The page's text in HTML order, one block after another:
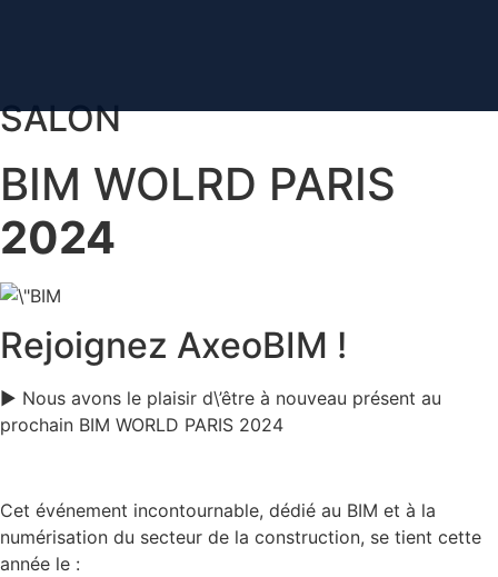
SALON
BIM WOLRD PARIS
2024
Rejoignez AxeoBIM !
▶️ Nous avons le plaisir d\’être à nouveau présent au
prochain BIM WORLD PARIS 2024
Cet événement incontournable, dédié au BIM et à la
numérisation du secteur de la construction, se tient cette
année le :